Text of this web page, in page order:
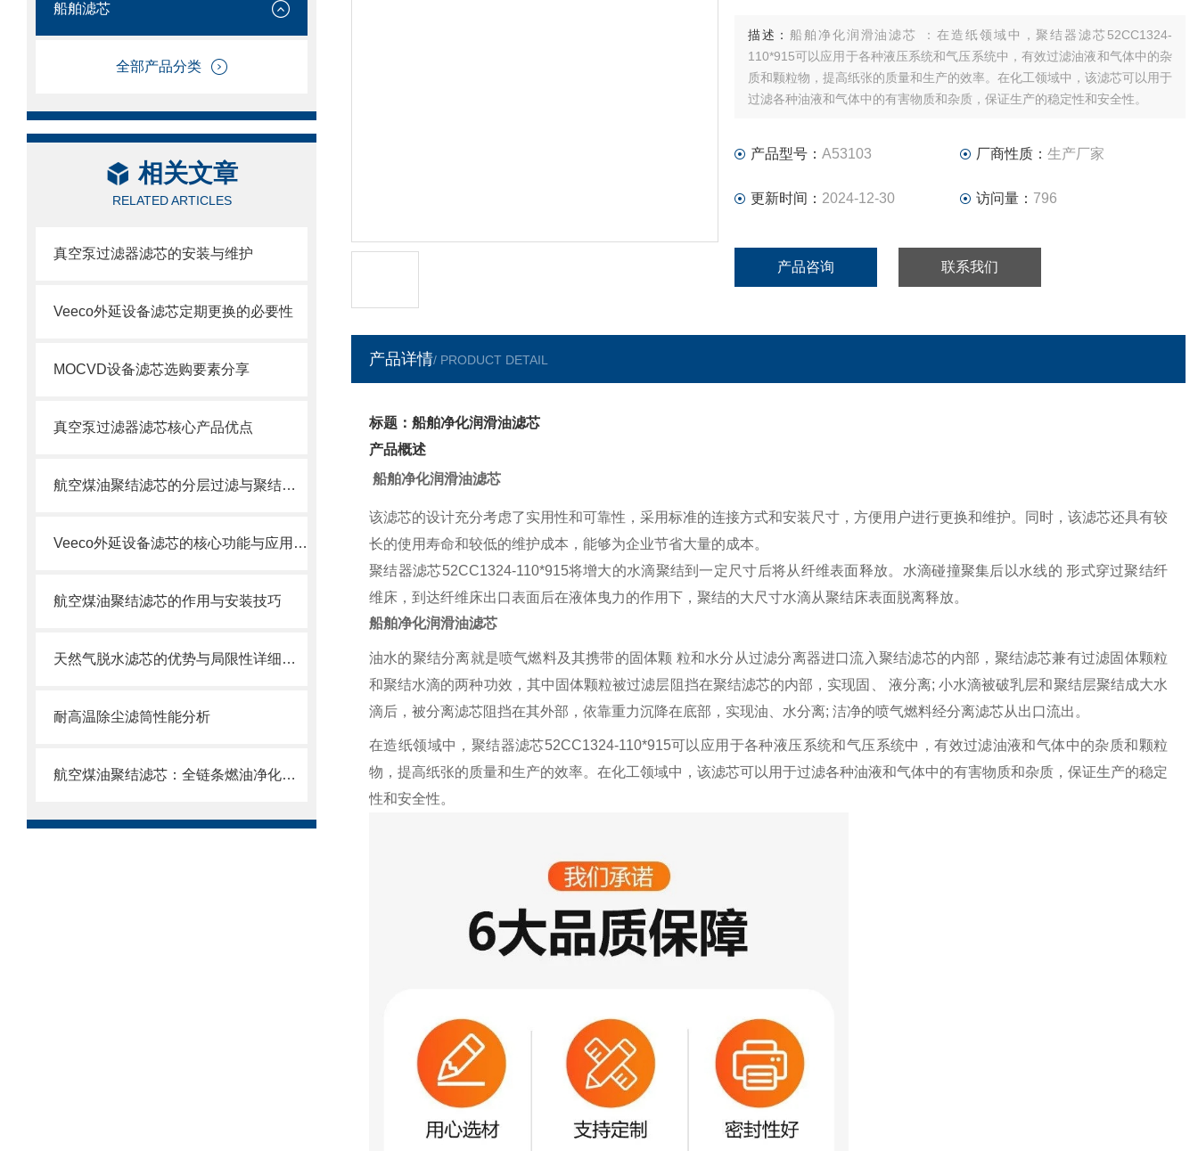
船舶滤芯
全部产品分类
相关文章
RELATED ARTICLES
真空泵过滤器滤芯的安装与维护
Veeco外延设备滤芯定期更换的必要性
MOCVD设备滤芯选购要素分享
真空泵过滤器滤芯核心产品优点
航空煤油聚结滤芯的分层过滤与聚结分离原理
Veeco外延设备滤芯的核心功能与应用场景
航空煤油聚结滤芯的作用与安装技巧
天然气脱水滤芯的优势与局限性详细分析
耐高温除尘滤筒性能分析
航空煤油聚结滤芯：全链条燃油净化的关键配套
描述： 船舶净化润滑油滤芯 ：在造纸领域中，聚结器滤芯52CC1324-
110*915可以应用于各种液压系统和气压系统中，有效过滤油液和气体中的杂
质和颗粒物，提高纸张的质量和生产的效率。在化工领域中，该滤芯可以用于
过滤各种油液和气体中的有害物质和杂质，保证生产的稳定性和安全性。
产品型号： A53103 厂商性质： 生产厂家
更新时间： 2024-12-30 访问量： 796
产品咨询 联系我们
产品详情/ PRODUCT DETAIL
标题：船舶净化润滑油滤芯
产品概述
船舶净化润滑油滤芯
该滤芯的设计充分考虑了实用性和可靠性，采用标准的连接方式和安装尺寸，方便用户进行更换和维护。同时，该滤芯还具有较
长的使用寿命和较低的维护成本，能够为企业节省大量的成本。
聚结器滤芯52CC1324-110*915将增大的水滴聚结到一定尺寸后将从纤维表面释放。水滴碰撞聚集后以水线的 形式穿过聚结纤
维床，到达纤维床出口表面后在液体曳力的作用下，聚结的大尺寸水滴从聚结床表面脱离释放。
船舶净化润滑油滤芯
油水的聚结分离就是喷气燃料及其携带的固体颗 粒和水分从过滤分离器进口流入聚结滤芯的内部，聚结滤芯兼有过滤固体颗粒
和聚结水滴的两种功效，其中固体颗粒被过滤层阻挡在聚结滤芯的内部，实现固、
液分离; 小水滴被破乳层和聚结层聚结成大水
滴后，被分离滤芯阻挡在其外部，依靠重力沉降在底部，实现油、水分离; 洁净的喷气燃料经分离滤芯从出口流出。
在造纸领域中，聚结器滤芯52CC1324-110*915可以应用于各种液压系统和气压系统中，有效过滤油液和气体中的杂质和颗粒
物，提高纸张的质量和生产的效率。在化工领域中，该滤芯可以用于过滤各种油液和气体中的有害物质和杂质，保证生产的稳定
性和安全性。